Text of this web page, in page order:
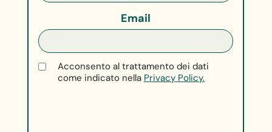
Email
Acconsento al trattamento dei dati
come indicato nella Privacy Policy.